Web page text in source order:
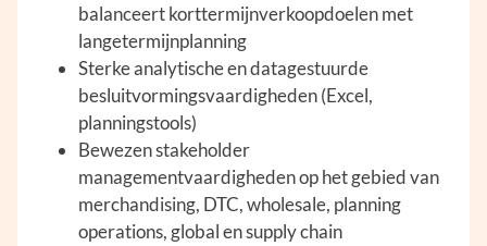
balanceert korttermijnverkoopdoelen met
langetermijnplanning
Sterke analytische en datagestuurde
besluitvormingsvaardigheden (Excel,
planningstools)
Bewezen stakeholder
managementvaardigheden op het gebied van
merchandising, DTC, wholesale, planning
operations, global en supply chain